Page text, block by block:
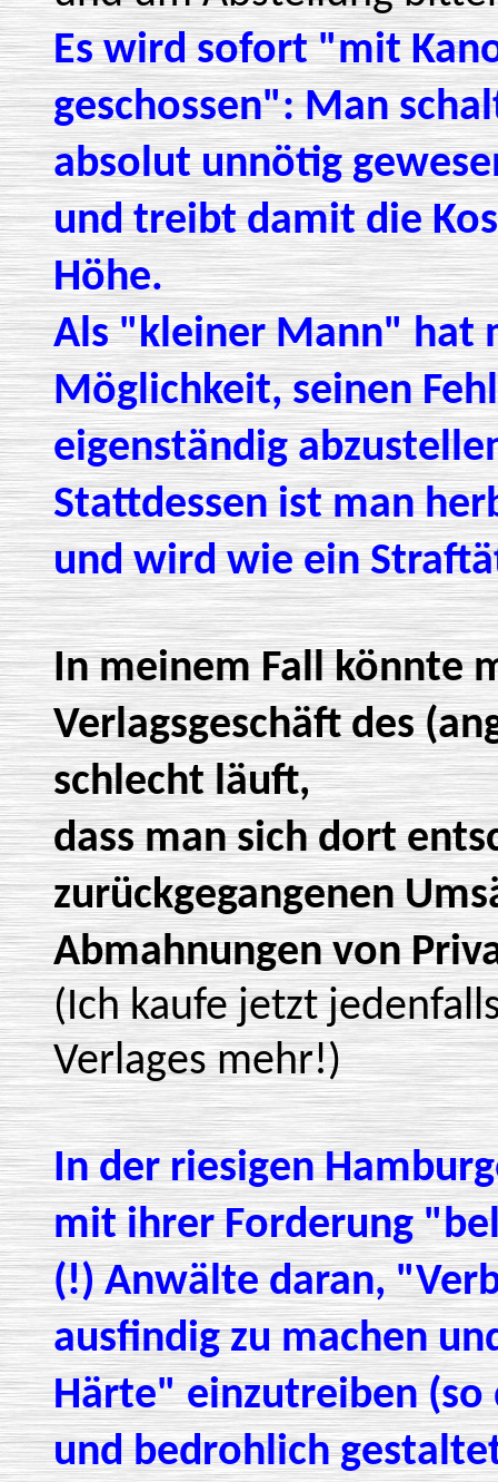
Es wird sofort "mit
geschossen": Man
absolut unnötig
und treibt damit die
Höhe.
Als "kleiner Mann" hat
Möglichkeit, seinen
eigenständig
Stattdessen ist man
und wird wie ein
In meinem Fall könnte
Verlagsgeschäft des
schlecht läuft,
dass man sich dort
zurückgegangenen
Abmahnungen von
(Ich kaufe jetzt
Verlages mehr!)
In der riesigen
mit ihrer Forderung
(!) Anwälte daran,
ausfindig zu machen
Härte" einzutreiben (so
und bedrohlich